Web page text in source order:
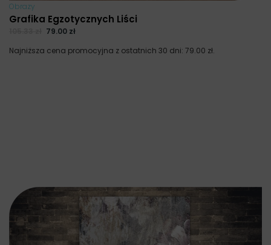
Obrazy
Grafika Egzotycznych Liści
79.00 zł
Najniższa cena promocyjna z ostatnich 30 dni: 79.00 zł.